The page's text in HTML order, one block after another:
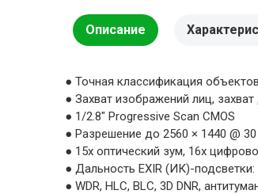
Описание
● Точная классификация
● Захват изображений лиц,
● 1/2.8″ Progressive Scan CMOS
● Разрешение до 2560 × 1440 @
● 15х оптический зум, 16х
● Дальность EXIR (ИК)-
● WDR, HLC, BLC, 3D DNR,